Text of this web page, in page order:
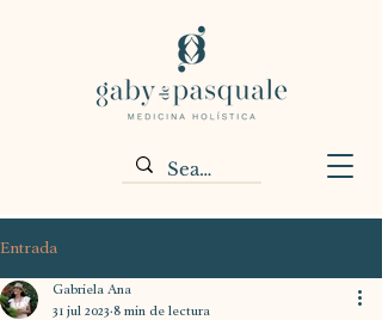
Entrada
Gabriela Ana
31 jul 2023 8 min de lectura